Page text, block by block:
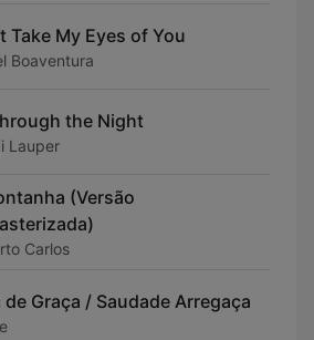
Take My Eyes of You
Boaventura
the Night
Lauper
(Versão
Carlos
de Graça / Saudade Arregaça